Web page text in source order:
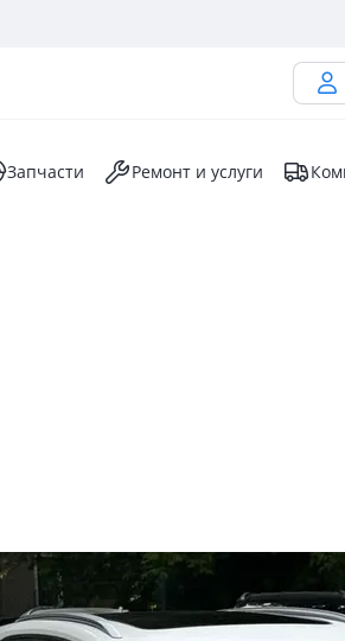
Запчасти Ремонт и услуги